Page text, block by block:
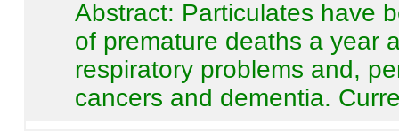
Abstract: Particulates have
of premature deaths a year
respiratory problems and,
cancers and dementia.